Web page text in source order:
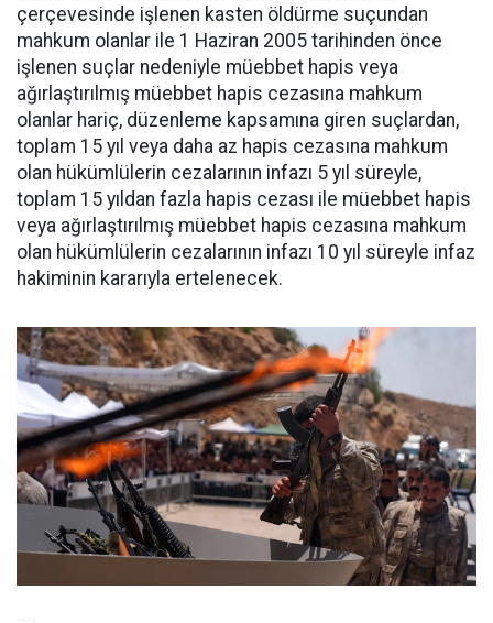
çerçevesinde işlenen kasten öldürme suçundan
mahkum olanlar ile 1 Haziran 2005 tarihinden önce
işlenen suçlar nedeniyle müebbet hapis veya
ağırlaştırılmış müebbet hapis cezasına mahkum
olanlar hariç, düzenleme kapsamına giren suçlardan,
toplam 15 yıl veya daha az hapis cezasına mahkum
olan hükümlülerin cezalarının infazı 5 yıl süreyle,
toplam 15 yıldan fazla hapis cezası ile müebbet hapis
veya ağırlaştırılmış müebbet hapis cezasına mahkum
olan hükümlülerin cezalarının infazı 10 yıl süreyle infaz
hakiminin kararıyla ertelenecek.